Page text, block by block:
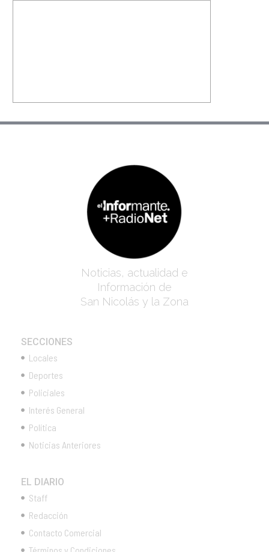
Noticias, actualidad e
Información de
San Nicolás y la Zona
SECCIONES
Locales
Deportes
Policiales
Interés General
Política
Noticias Anteriores
EL DIARIO
Staff
Redacción
Contacto Comercial